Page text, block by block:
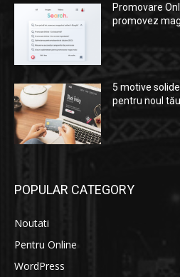
Promovare
promovez
5 motive
pentru noul
POPULAR CATEGORY
Noutati
Pentru Online
WordPress